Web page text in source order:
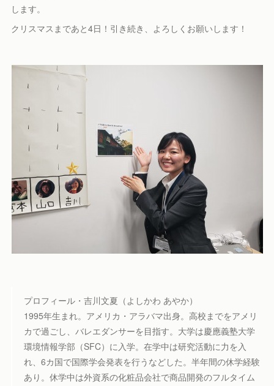
します。
クリスマスまであと4日！引き続き、よろしくお願いします！
プロフィール・吉川文夏（よしかわ あやか）
1995年生まれ。アメリカ・アラバマ出身。高校までをアメリ
カで過ごし、バレエダンサーを目指す。大学は慶應義塾大学
環境情報学部（SFC）に入学。在学中は研究活動に力を入
れ、6カ国で国際学会発表を行うなどした。半年間の休学経験
あり。休学中は外資系の化粧品会社で商品開発のフルタイム